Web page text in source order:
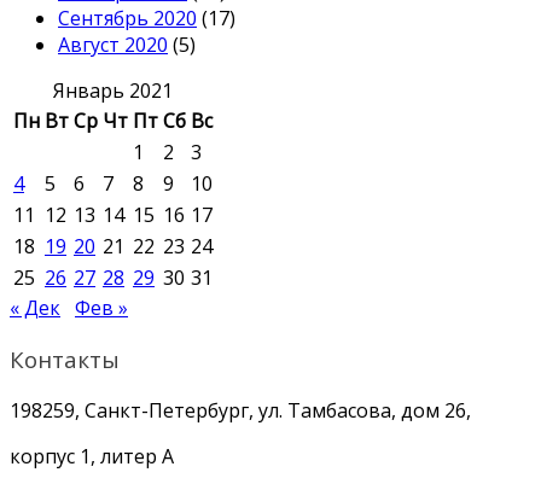
Сентябрь 2020 (17)
Август 2020 (5)
Январь 2021
Пн ВтСр Чт ПтСб Вс
1
2
3
4
5 6 7 8 9
10
11 12 13 14 15 16 17
18 19 20 21 22 23 24
25 26 27 28 29 30 31
« Дек Фев »
Контакты
198259, Санкт-Петербург, ул. Тамбасова, дом 26,
корпус 1, литер А